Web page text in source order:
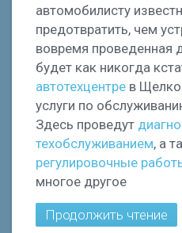
автомобилисту
предотвратить, чем
вовремя проведенная
будет как никогда
автотехцентре в
услуги по
Здесь проведут
техобслуживанием, а
регулировочные
многое другое
Продолжить чтение